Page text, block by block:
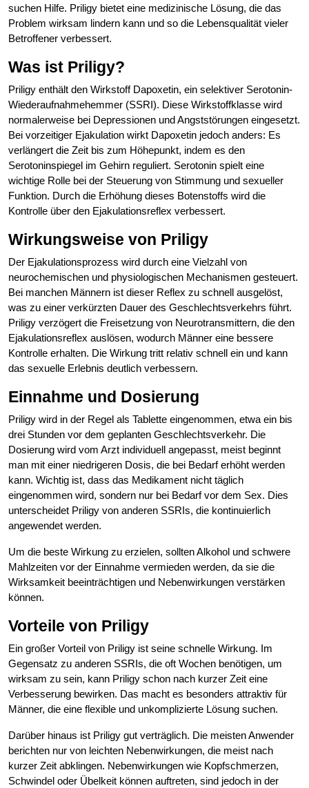
suchen Hilfe. Priligy bietet eine medizinische Lösung, die das
Problem wirksam lindern kann und so die Lebensqualität vieler
Betroffener verbessert.
Was ist Priligy?
Priligy enthält den Wirkstoff Dapoxetin, ein selektiver Serotonin-
Wiederaufnahmehemmer (SSRI). Diese Wirkstoffklasse wird
normalerweise bei Depressionen und Angststörungen eingesetzt.
Bei vorzeitiger Ejakulation wirkt Dapoxetin jedoch anders: Es
verlängert die Zeit bis zum Höhepunkt, indem es den
Serotoninspiegel im Gehirn reguliert. Serotonin spielt eine
wichtige Rolle bei der Steuerung von Stimmung und sexueller
Funktion. Durch die Erhöhung dieses Botenstoffs wird die
Kontrolle über den Ejakulationsreflex verbessert.
Wirkungsweise von Priligy
Der Ejakulationsprozess wird durch eine Vielzahl von
neurochemischen und physiologischen Mechanismen gesteuert.
Bei manchen Männern ist dieser Reflex zu schnell ausgelöst,
was zu einer verkürzten Dauer des Geschlechtsverkehrs führt.
Priligy verzögert die Freisetzung von Neurotransmittern, die den
Ejakulationsreflex auslösen, wodurch Männer eine bessere
Kontrolle erhalten. Die Wirkung tritt relativ schnell ein und kann
das sexuelle Erlebnis deutlich verbessern.
Einnahme und Dosierung
Priligy wird in der Regel als Tablette eingenommen, etwa ein bis
drei Stunden vor dem geplanten Geschlechtsverkehr. Die
Dosierung wird vom Arzt individuell angepasst, meist beginnt
man mit einer niedrigeren Dosis, die bei Bedarf erhöht werden
kann. Wichtig ist, dass das Medikament nicht täglich
eingenommen wird, sondern nur bei Bedarf vor dem Sex. Dies
unterscheidet Priligy von anderen SSRIs, die kontinuierlich
angewendet werden.
Um die beste Wirkung zu erzielen, sollten Alkohol und schwere
Mahlzeiten vor der Einnahme vermieden werden, da sie die
Wirksamkeit beeinträchtigen und Nebenwirkungen verstärken
können.
Vorteile von Priligy
Ein großer Vorteil von Priligy ist seine schnelle Wirkung. Im
Gegensatz zu anderen SSRIs, die oft Wochen benötigen, um
wirksam zu sein, kann Priligy schon nach kurzer Zeit eine
Verbesserung bewirken. Das macht es besonders attraktiv für
Männer, die eine flexible und unkomplizierte Lösung suchen.
Darüber hinaus ist Priligy gut verträglich. Die meisten Anwender
berichten nur von leichten Nebenwirkungen, die meist nach
kurzer Zeit abklingen. Nebenwirkungen wie Kopfschmerzen,
Schwindel oder Übelkeit können auftreten, sind jedoch in der